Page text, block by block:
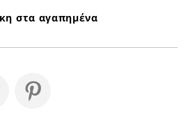
στα αγαπημένα